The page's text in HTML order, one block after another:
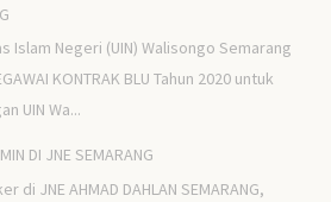
Islam Negeri (UIN) Walisongo Semarang
KONTRAK BLU Tahun 2020 untuk
UIN Wa...
DI JNE SEMARANG
di JNE AHMAD DAHLAN SEMARANG,